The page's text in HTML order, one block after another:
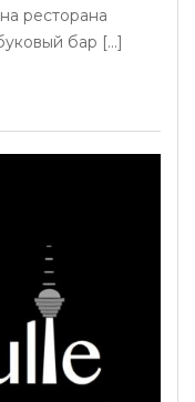
ресторана
бар [...]